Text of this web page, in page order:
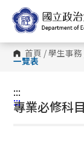
到
主
內
容
區
首頁 /學生事務
一覽表
:::
:::
專業必修科